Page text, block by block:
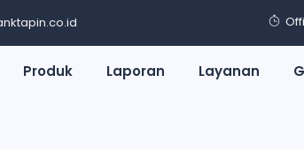
Produk Laporan Layanan